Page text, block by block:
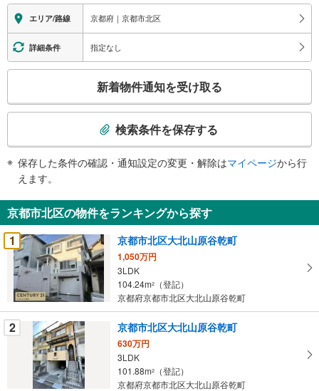
エリア/路線 京都府｜京都市北区
詳細条件 指定なし
検
知
を
受
け
取
る
・
条
件
新着物件通知を受け取る
検索条件を保存する
保存した条件の確認・通知設定の変更・解除はマイページから行
えます。
京都市北区の物件をランキングから探す
1
京都市北区大北山原谷乾町
1,050万円
3LDK
104.24m2
（登記）
京都府京都市北区大北山原谷乾町
2 京都市北区大北山原谷乾町
630万円
3LDK
101.88m2
（登記）
京都府京都市北区大北山原谷乾町